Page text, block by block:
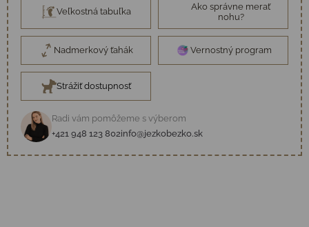
Veľkostná tabuľka
Ako správne merať
nohu?
Nadmerkový ťahák Vernostný program
Strážiť dostupnosť
Radi vám pomôžeme s výberom
+421 948 123 802info@jezkobezko.sk